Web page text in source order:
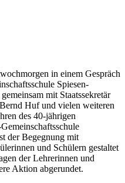
in einem Gespräch
Spiesen-
mit Staatssekretär
Huf und vielen weiteren
des 40-jährigen
der Begegnung mit
und Schülern gestaltet
der Lehrerinnen und
Aktion abgerundet.